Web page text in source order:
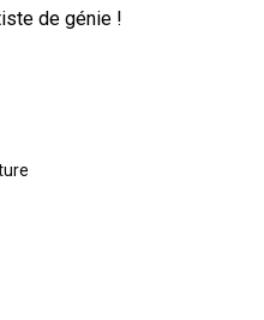
de génie !